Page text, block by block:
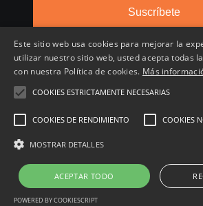
Suscríbete
Inicio
Comentados
Favoritos
Este sitio web usa cookies para mejorar la
utilizar nuestro sitio web, usted acepta todas
con nuestra Política de cookies. Más
COOKIES ESTRICTAMENTE NECESARIAS
COOKIES DE RENDIMIENTO COOKIES
MOSTRAR DETALLES
ACEPTAR TODO
POWERED BY COOKIESCRIPT